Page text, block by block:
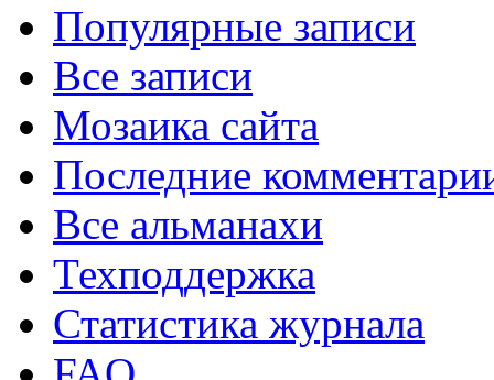
Популярные записи
Все записи
Мозаика сайта
Последние
Все альманахи
Техподдержка
Статистика журнала